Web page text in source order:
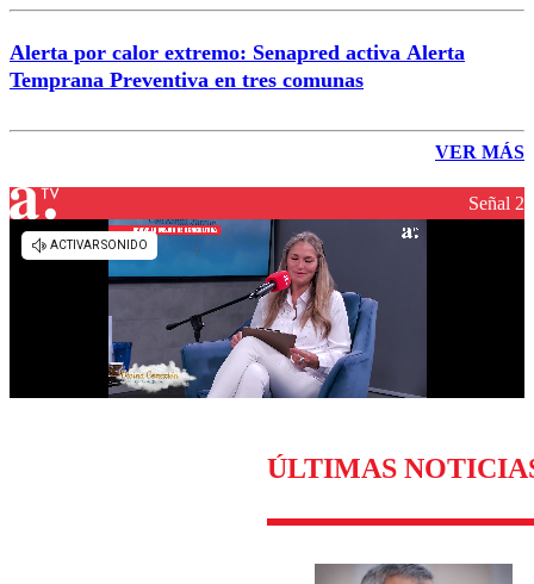
Alerta por calor extremo: Senapred activa Alerta
Temprana Preventiva en tres comunas
VER MÁS
Señal 2
ÚLTIMAS